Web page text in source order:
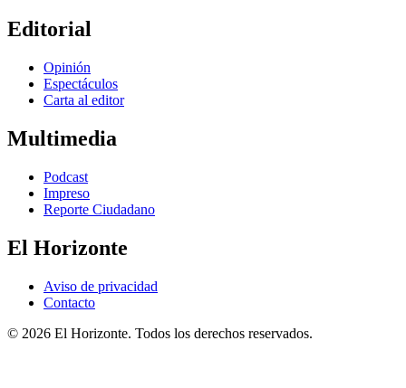
Editorial
Opinión
Espectáculos
Carta al editor
Multimedia
Podcast
Impreso
Reporte Ciudadano
El Horizonte
Aviso de privacidad
Contacto
© 2026 El Horizonte. Todos los derechos reservados.